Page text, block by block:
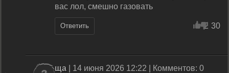
вас лол, смешно газовать
Ответить 2 30
ща | 14 июня 2026 12:22 | Комментов: 0